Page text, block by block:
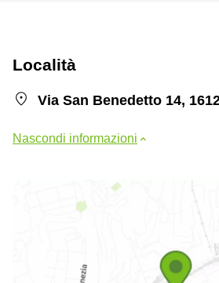
Località
Via San Benedetto 14,
Nascondi informazioni